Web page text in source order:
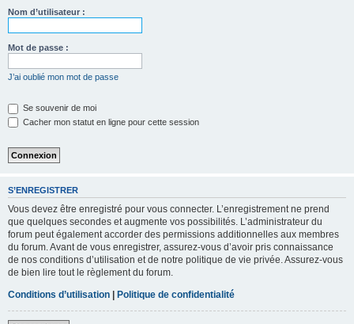
Nom d’utilisateur :
Mot de passe :
J’ai oublié mon mot de passe
Se souvenir de moi
Cacher mon statut en ligne pour cette session
S’ENREGISTRER
Vous devez être enregistré pour vous connecter. L’enregistrement ne prend
que quelques secondes et augmente vos possibilités. L’administrateur du
forum peut également accorder des permissions additionnelles aux membres
du forum. Avant de vous enregistrer, assurez-vous d’avoir pris connaissance
de nos conditions d’utilisation et de notre politique de vie privée. Assurez-vous
de bien lire tout le règlement du forum.
Conditions d’utilisation | Politique de confidentialité